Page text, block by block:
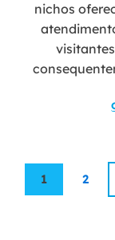
nichos
1 2